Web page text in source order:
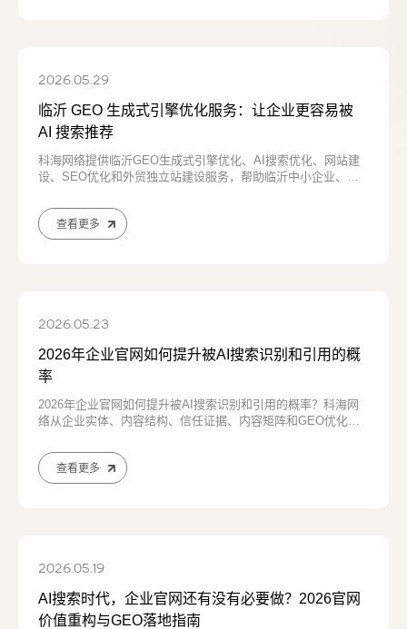
2026.05.29
临沂 GEO 生成式引擎优化服务：让企业更容易被
AI 搜索推荐
科海网络提供临沂GEO生成式引擎优化、AI搜索优化、网站建
设、SEO优化和外贸独立站建设服务，帮助临沂中小企业、木
曝光和客户咨询转化，让企业更
查看更多
2026.05.23
2026年企业官网如何提升被AI搜索识别和引用的概
率
2026年企业官网如何提升被AI搜索识别和引用的概率？科海网
络从企业实体、内容结构、信任证据、内容矩阵和GEO优化逻
引用和推荐。
查看更多
2026.05.19
AI搜索时代，企业官网还有没有必要做？2026官网
价值重构与GEO落地指南